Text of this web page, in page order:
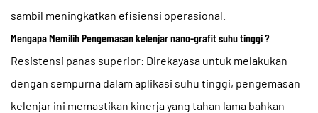
sambil meningkatkan efisiensi operasional.
Mengapa MemilihPengemasan kelenjar nano-grafit suhu tinggi?
Resistensi panas superior: Direkayasa untuk melakukan
dengan sempurna dalam aplikasi suhu tinggi, pengemasan
kelenjar ini memastikan kinerja yang tahan lama bahkan